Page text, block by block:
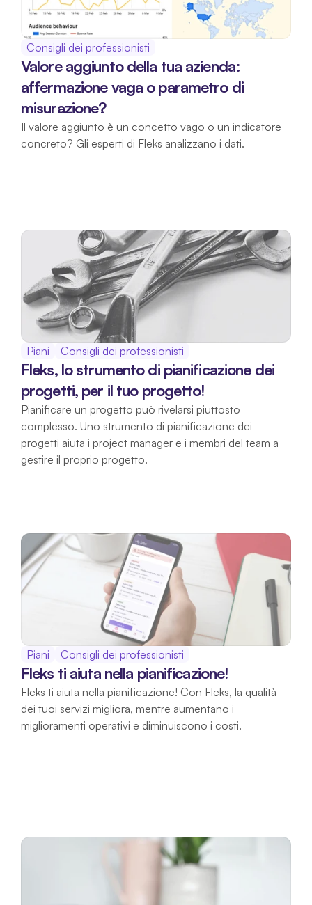
Consigli dei professionisti
Valore aggiunto della tua azienda:
affermazione vaga o parametro di
misurazione?
Il valore aggiunto è un concetto vago o un indicatore
concreto? Gli esperti di Fleks analizzano i dati.
Piani Consigli dei professionisti
Fleks, lo strumento di pianificazione dei
progetti, per il tuo progetto!
Pianificare un progetto può rivelarsi piuttosto
complesso. Uno strumento di pianificazione dei
progetti aiuta i project manager e i membri del team a
gestire il proprio progetto.
Piani Consigli dei professionisti
Fleks ti aiuta nella pianificazione!
Fleks ti aiuta nella pianificazione! Con Fleks, la qualità
dei tuoi servizi migliora, mentre aumentano i
miglioramenti operativi e diminuiscono i costi.